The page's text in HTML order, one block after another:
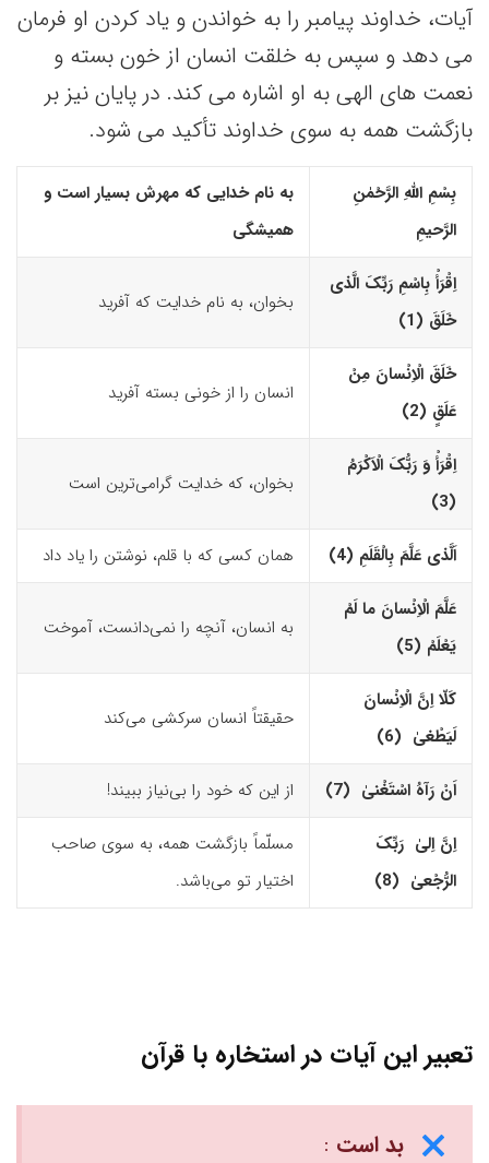
آیات، خداوند پیامبر را به خواندن و یاد کردن او فرمان
می دهد و سپس به خلقت انسان از خون بسته و
نعمت های الهی به او اشاره می کند. در پایان نیز بر
بازگشت همه به سوی خداوند تأکید می شود.
بِسْمِ اللّهِ الرَّحْمٰنِ
الرَّحیمِ
به نام خدایی که مهرش بسیار است و
همیشگی
اِقْرَأْ بِاسْمِ رَبِّکَ الَّذى
خَلَقَ (1)‏
بخوان، به نام خدایت که آفرید
خَلَقَ الْاِنْسانَ مِنْ
عَلَقٍ (2)‏
انسان را از خونی بسته آفرید
اِقْرَأْ وَ رَبُّکَ الْاَکْرَمُ
(3)‏
بخوان، که خدایت گرامی‌ترین است
اَلَّذى عَلَّمَ بِالْقَلَمِ (4)‏ همان کسی که با قلم، نوشتن را یاد داد
عَلَّمَ الْاِنْسانَ ما لَمْ
یَعْلَمْ (5)‏
به انسان، آنچه را نمی‌دانست، آموخت
کَلّا اِنَّ الْاِنْسانَ
لَیَطْغیٰ (6)‏
حقیقتاً انسان سرکشی می‌کند
اَنْ رَآهُ اسْتَغْنیٰ (7)‏ از این که خود را بی‌نیاز ببیند!
اِنَّ اِلیٰ رَبِّکَ
الرُّجْعیٰ (8)‏
مسلّماً بازگشت همه، به سوی صاحب
اختیار تو می‌باشد.
تعبیر این آیات در استخاره با قرآن
بد است :